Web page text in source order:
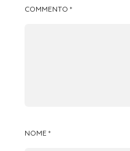
COMMENTO *
NOME *